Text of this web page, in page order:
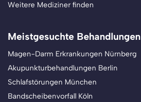
Weitere Mediziner finden
Meistgesuchte Behandlungen
Magen-Darm Erkrankungen Nürnberg
Akupunkturbehandlungen Berlin
Schlafstörungen München
Bandscheibenvorfall Köln